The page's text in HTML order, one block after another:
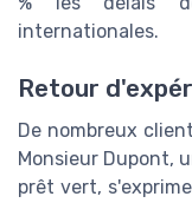
internationales.
Retour
De nombreux
Monsieur Dupont,
prêt vert,